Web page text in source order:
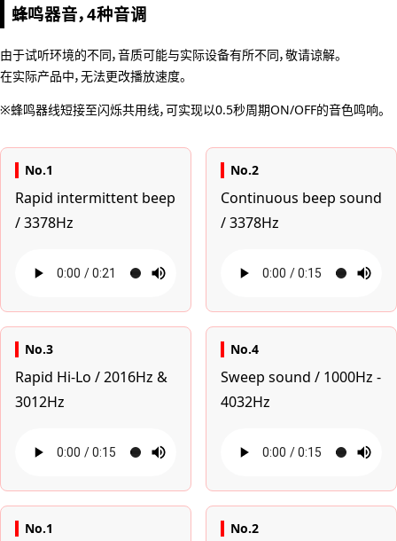
蜂鸣器音，4种音调
由于试听环境的不同，音质可能与实际设备有所不同，敬请谅解。
在实际产品中，无法更改播放速度。
※蜂鸣器线短接至闪烁共用线，可实现以0.5秒周期ON/OFF的音色鸣响。
No.1
Rapid intermittent beep
/ 3378Hz
No.2
Continuous beep sound
/ 3378Hz
No.3
Rapid Hi-Lo / 2016Hz &
3012Hz
No.4
Sweep sound / 1000Hz -
4032Hz
No.1 No.2